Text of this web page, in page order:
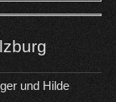
und Hilde